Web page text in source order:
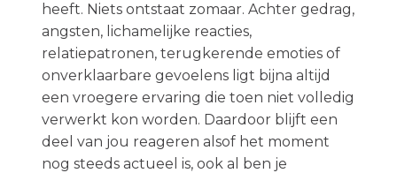
heeft. Niets ontstaat zomaar. Achter gedrag,
angsten, lichamelijke reacties,
relatiepatronen, terugkerende emoties of
onverklaarbare gevoelens ligt bijna altijd
een vroegere ervaring die toen niet volledig
verwerkt kon worden. Daardoor blijft een
deel van jou reageren alsof het moment
nog steeds actueel is, ook al ben je